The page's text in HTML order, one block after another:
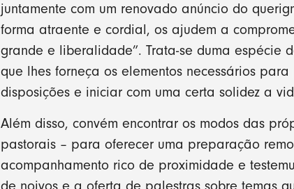
juntamente com um renovado anúncio do
forma atraente e cordial, os ajudem a
grande e liberalidade”. Trata-se duma espécie
que lhes forneça os elementos necessários
disposições e iniciar com uma certa solidez a
Além disso, convém encontrar os modos das
pastorais – para oferecer uma preparação
acompanhamento rico de proximidade e
de noivos e a oferta de palestras sobre temas